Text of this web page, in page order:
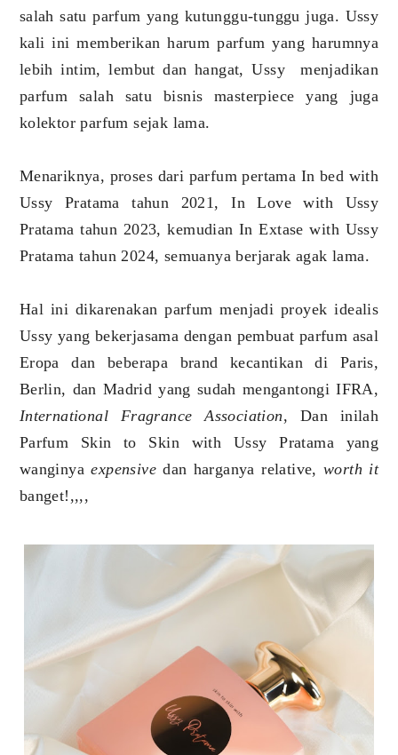
salah satu parfum yang kutunggu-tunggu juga. Ussy
kali ini memberikan harum parfum yang harumnya
lebih intim, lembut dan hangat, Ussy menjadikan
parfum salah satu bisnis masterpiece yang juga
kolektor parfum sejak lama.
Menariknya, proses dari parfum pertama In bed with
Ussy Pratama tahun 2021, In Love with Ussy
Pratama tahun 2023, kemudian In Extase with Ussy
Pratama tahun 2024, semuanya berjarak agak lama.
Hal ini dikarenakan parfum menjadi proyek idealis
Ussy yang bekerjasama dengan pembuat parfum asal
Eropa dan beberapa brand kecantikan di Paris,
Berlin, dan Madrid yang sudah mengantongi IFRA,
International Fragrance Association, Dan inilah
Parfum Skin to Skin with Ussy Pratama yang
wanginyaexpensivedan harganya relative,worth it
banget!,,,,